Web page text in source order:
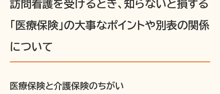
訪問看護を受けるとき、知らないと損する
「医療保険」の大事なポイントや別表の関係
について
医療保険と介護保険のちがい